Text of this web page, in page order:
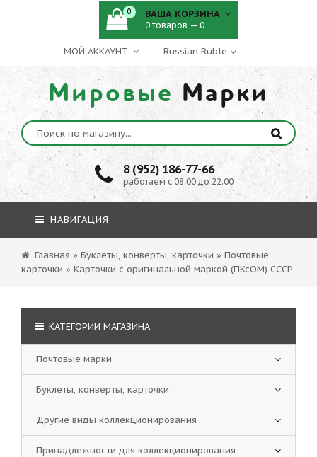
МОЙ АККАУНТ
Мировые Марки
8 (952) 186-77-66
работаем с 08.00 до 22.00
0 ВАША КОРЗИНА
0 товаров — 0
НАВИГАЦИЯ
Главная » Буклеты, конверты, карточки » Почтовые
карточки » Карточки с оригинальной маркой (ПКсОМ) CCСР
КАТЕГОРИИ МАГАЗИНА
Почтовые марки
Буклеты, конверты, карточки
Другие виды коллекционирования
Принадлежности для коллекционирования